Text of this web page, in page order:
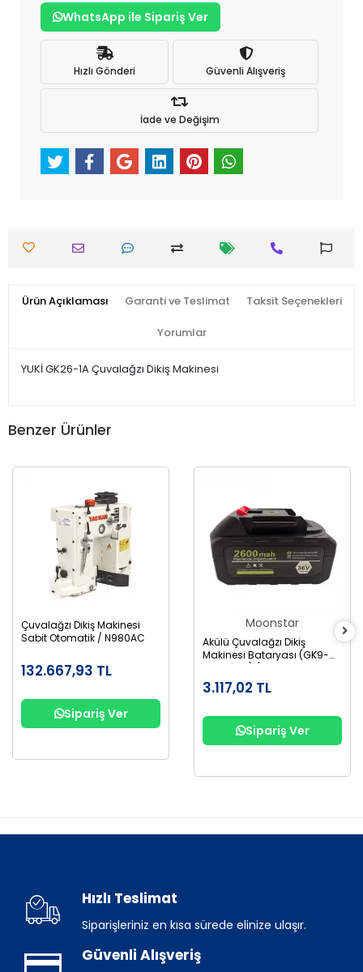
WhatsApp ile Sipariş Ver
Hızlı Gönderi Güvenli Alışveriş
İade ve Değişim
Ürün Açıklaması Garanti ve Teslimat Taksit Seçenekleri
Yorumlar
YUKİ GK26-1A Çuvalağzı Dikiş Makinesi
Benzer Ürünler
Çuvalağzı Dikiş Makinesi
Sabit Otomatik / N980AC
132.667,93 TL
Sipariş Ver
Moonstar
Akülü Çuvalağzı Dikiş
Makinesi Bataryası (GK9-
900D İçin) / 2600Mah 36V
3.117,02 TL
Sipariş Ver
Hızlı Teslimat
Siparişleriniz en kısa sürede elinize ulaşır.
Güvenli Alışveriş